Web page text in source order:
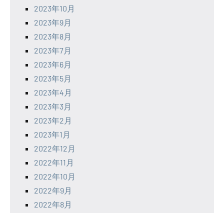
2023年10月
2023年9月
2023年8月
2023年7月
2023年6月
2023年5月
2023年4月
2023年3月
2023年2月
2023年1月
2022年12月
2022年11月
2022年10月
2022年9月
2022年8月